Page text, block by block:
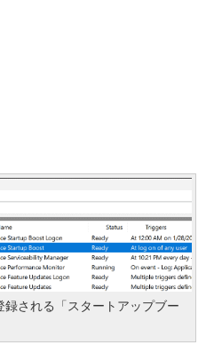
録される「スタートアップブー